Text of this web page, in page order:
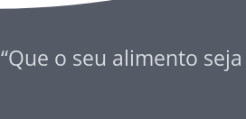
“Que o seu alimento